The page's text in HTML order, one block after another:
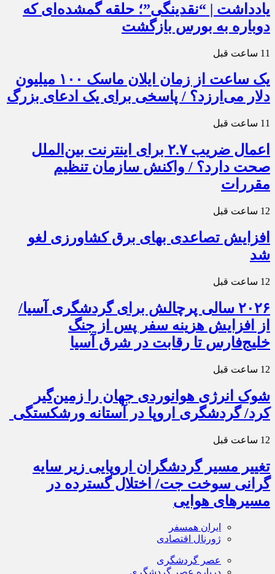
یادداشت | “نقدینگی”؛ حلقه گمشده‌ای که
دوباره به بورس بازگشت
11 ساعت قبل
یک ساعت از زمان ایلان ماسک ۱۰۰ میلیون
دلار می‌ارزد؟ / پاسخی برای یک ادعای بزرگ
11 ساعت قبل
اعمال ضریب ۲.۷ برای اینترنت بین‌الملل
صحت دارد؟ / واکنش سازمان تنظیم
مقررات
12 ساعت قبل
افزایش تصاعدی بهای برق کشاورزی لغو
شد
12 ساعت قبل
۲۰۲۶ سالی پرچالش برای گردشگری آسیا/
از افزایش هزینه سفر پس از جنگ
خلیج‌فارس تا رقابت در شرق آسیا
12 ساعت قبل
شوک انرژی هوانوردی جهان را زمین‌گیر
کرد/ گردشگری اروپا در آستانه ورشکستگی
12 ساعت قبل
تغییر مسیر گردشگران اروپایی زیر سایه
گرانی سوخت جت/ اختلال گسترده در
مسیرهای هوایی
ایران همسفر
ژورنال اقتصادی
عصر گردشگری